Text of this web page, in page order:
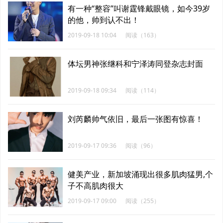
有一种“整容”叫谢霆锋戴眼镜，如今39岁
的他，帅到认不出！
2019-09-18 10:04 阅读（163）
体坛男神张继科和宁泽涛同登杂志封面
2019-09-18 09:34 阅读（114）
刘芮麟帅气依旧，最后一张图有惊喜！
2019-09-17 09:36 阅读（96）
健美产业，新加坡涌现出很多肌肉猛男,个
子不高肌肉很大
2019-09-17 09:00 阅读（255）